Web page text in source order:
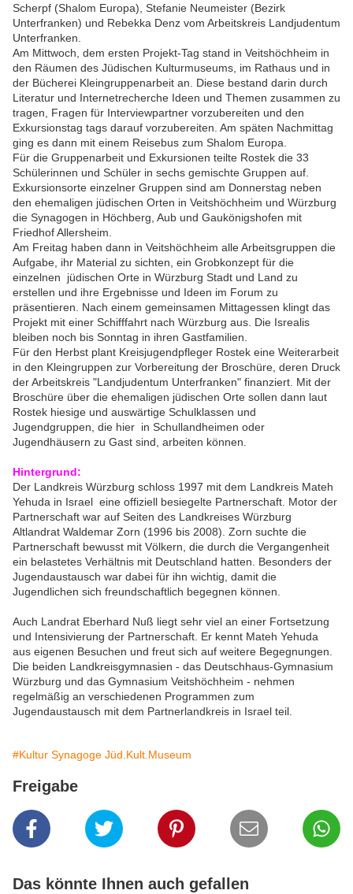
Scherpf (Shalom Europa), Stefanie Neumeister (Bezirk
Unterfranken) und Rebekka Denz vom Arbeitskreis Landjudentum
Unterfranken.
Am Mittwoch, dem ersten Projekt-Tag stand in Veitshöchheim in
den Räumen des Jüdischen Kulturmuseums, im Rathaus und in
der Bücherei Kleingruppenarbeit an. Diese bestand darin durch
Literatur und Internetrecherche Ideen und Themen zusammen zu
tragen, Fragen für Interviewpartner vorzubereiten und den
Exkursionstag tags darauf vorzubereiten. Am späten Nachmittag
ging es dann mit einem Reisebus zum Shalom Europa.
Für die Gruppenarbeit und Exkursionen teilte Rostek die 33
Schülerinnen und Schüler in sechs gemischte Gruppen auf.
Exkursionsorte einzelner Gruppen sind am Donnerstag neben
den ehemaligen jüdischen Orten in Veitshöchheim und Würzburg
die Synagogen in Höchberg, Aub und Gaukönigshofen mit
Friedhof Allersheim.
Am Freitag haben dann in Veitshöchheim alle Arbeitsgruppen die
Aufgabe, ihr Material zu sichten, ein Grobkonzept für die
einzelnen jüdischen Orte in Würzburg Stadt und Land zu
erstellen und ihre Ergebnisse und Ideen im Forum zu
präsentieren. Nach einem gemeinsamen Mittagessen klingt das
Projekt mit einer Schifffahrt nach Würzburg aus. Die Isrealis
bleiben noch bis Sonntag in ihren Gastfamilien.
Für den Herbst plant Kreisjugendpfleger Rostek eine Weiterarbeit
in den Kleingruppen zur Vorbereitung der Broschüre, deren Druck
der Arbeitskreis "Landjudentum Unterfranken" finanziert. Mit der
Broschüre über die ehemaligen jüdischen Orte sollen dann laut
Rostek hiesige und auswärtige Schulklassen und
Jugendgruppen, die hier in Schullandheimen oder
Jugendhäusern zu Gast sind, arbeiten können.
Hintergrund:
Der Landkreis Würzburg schloss 1997 mit dem Landkreis Mateh
Yehuda in Israel eine offiziell besiegelte Partnerschaft. Motor der
Partnerschaft war auf Seiten des Landkreises Würzburg
Altlandrat Waldemar Zorn (1996 bis 2008). Zorn suchte die
Partnerschaft bewusst mit Völkern, die durch die Vergangenheit
ein belastetes Verhältnis mit Deutschland hatten. Besonders der
Jugendaustausch war dabei für ihn wichtig, damit die
Jugendlichen sich freundschaftlich begegnen können.
Auch Landrat Eberhard Nuß liegt sehr viel an einer Fortsetzung
und Intensivierung der Partnerschaft. Er kennt Mateh Yehuda
aus eigenen Besuchen und freut sich auf weitere Begegnungen.
Die beiden Landkreisgymnasien - das Deutschhaus-Gymnasium
Würzburg und das Gymnasium Veitshöchheim - nehmen
regelmäßig an verschiedenen Programmen zum
Jugendaustausch mit dem Partnerlandkreis in Israel teil.
#Kultur Synagoge Jüd.Kult.Museum
Freigabe
Das könnte Ihnen auch gefallen